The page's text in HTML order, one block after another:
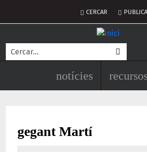
Menú del
CERCAR PUBLICA
Cerca
Navegació
notícies
gegant Martí